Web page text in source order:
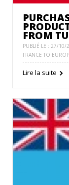
FROM
PUBLIÉ LE : 27/
FRANCE TO
Lire la suite